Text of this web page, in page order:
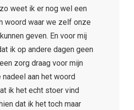
weet ik er nog wel een
woord waar we zelf onze
geven. En voor mij
ik op andere dagen geen
zorg draag voor mijn
nadeel aan het woord
ik het echt stoer vind
dat ik het toch maar